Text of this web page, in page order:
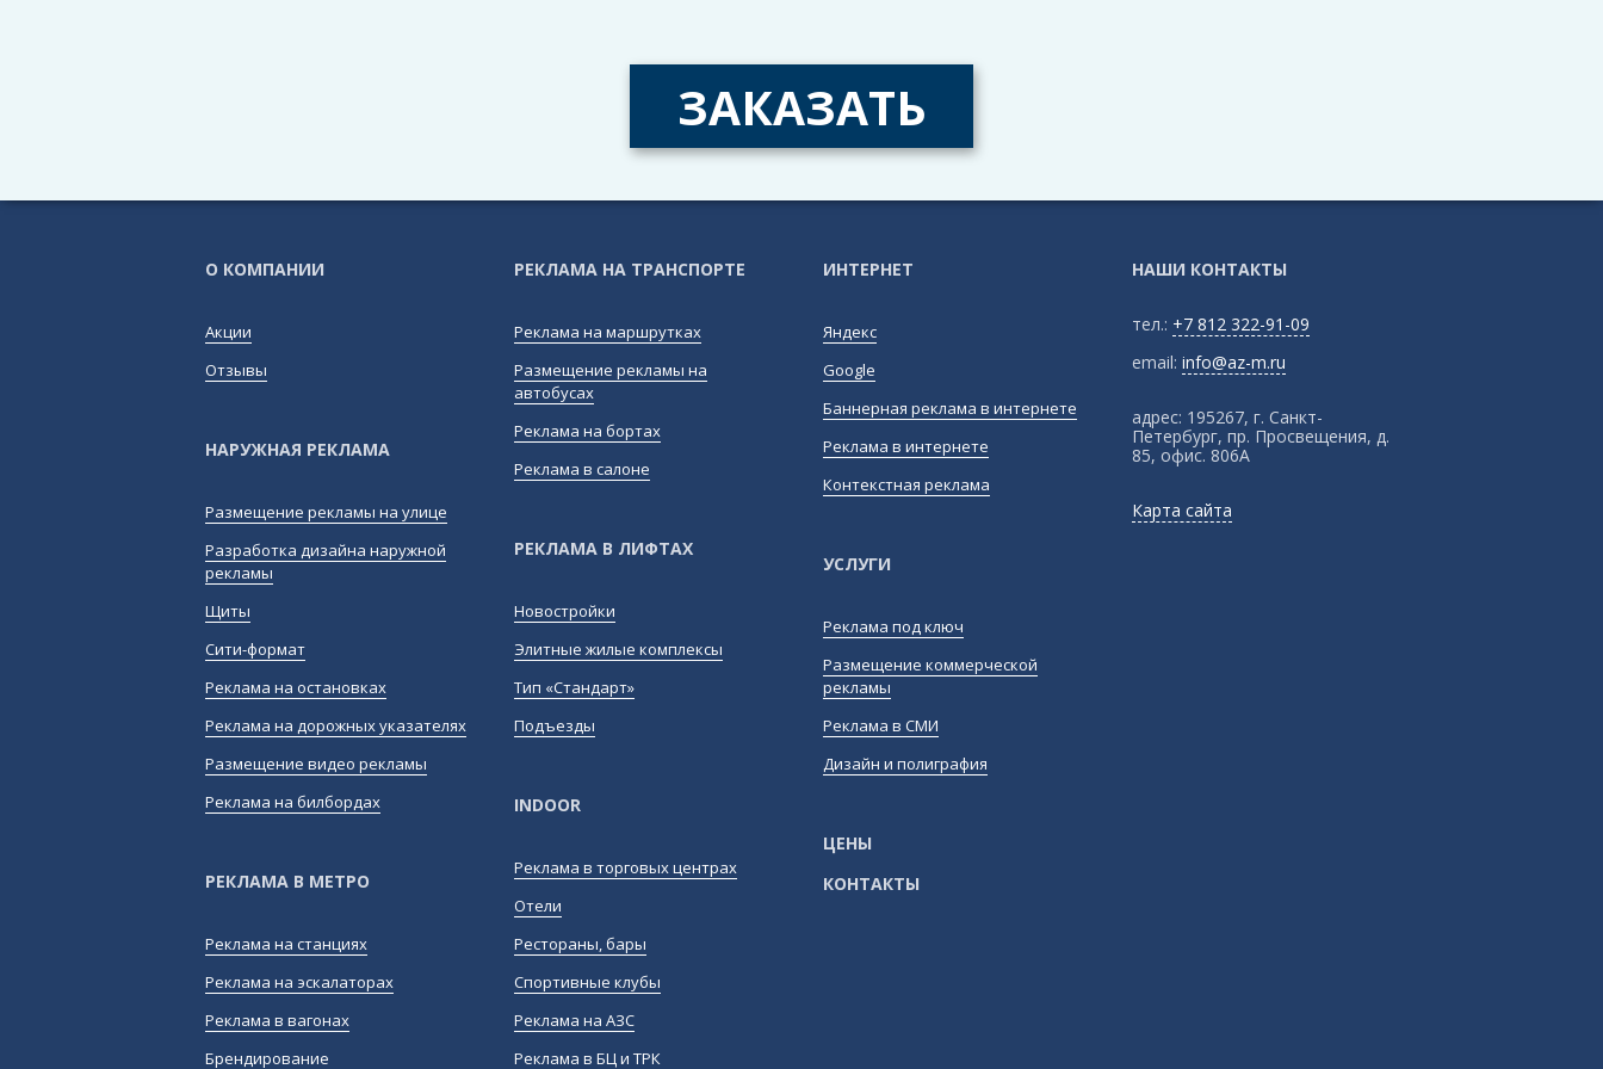
ЗАКАЗАТЬ
О КОМПАНИИ
Акции
Отзывы
НАРУЖНАЯ РЕКЛАМА
Размещение рекламы на улице
Разработка дизайна наружной
рекламы
Щиты
Сити-формат
Реклама на остановках
Реклама на дорожных указателях
Размещение видео рекламы
Реклама на билбордах
РЕКЛАМА В МЕТРО
Реклама на станциях
Реклама на эскалаторах
Реклама в вагонах
Брендирование
РЕКЛАМА НА ТРАНСПОРТЕ
Реклама на маршрутках
Размещение рекламы на
автобусах
Реклама на бортах
Реклама в салоне
РЕКЛАМА В ЛИФТАХ
Новостройки
Элитные жилые комплексы
Тип «Стандарт»
Подъезды
INDOOR
Реклама в торговых центрах
Отели
Рестораны, бары
Спортивные клубы
Реклама на АЗС
Реклама в БЦ и ТРК
ИНТЕРНЕТ
Яндекс
Google
Баннерная реклама в интернете
Реклама в интернете
Контекстная реклама
УСЛУГИ
Реклама под ключ
Размещение коммерческой
рекламы
Реклама в СМИ
Дизайн и полиграфия
ЦЕНЫ
КОНТАКТЫ
НАШИ КОНТАКТЫ
тел.: +7 812 322-91-09
email: info@az-m.ru
адрес: 195267, г. Санкт-
Петербург, пр. Просвещения, д.
85, офис. 806А
Карта сайта